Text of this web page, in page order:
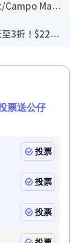
開倉優惠｜銅鑼灣時代廣場Doughnut/Campo Marzio開倉低至1折！背囊、書包、手袋劈價$200起
廚具開倉｜特福Tefal廚具/家電開倉低至3折！$220起買平底鍋/炒鑊/湯煲！電飯煲/吸塵機/燙斗$418起